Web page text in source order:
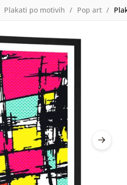
Plakati po motivih Pop art